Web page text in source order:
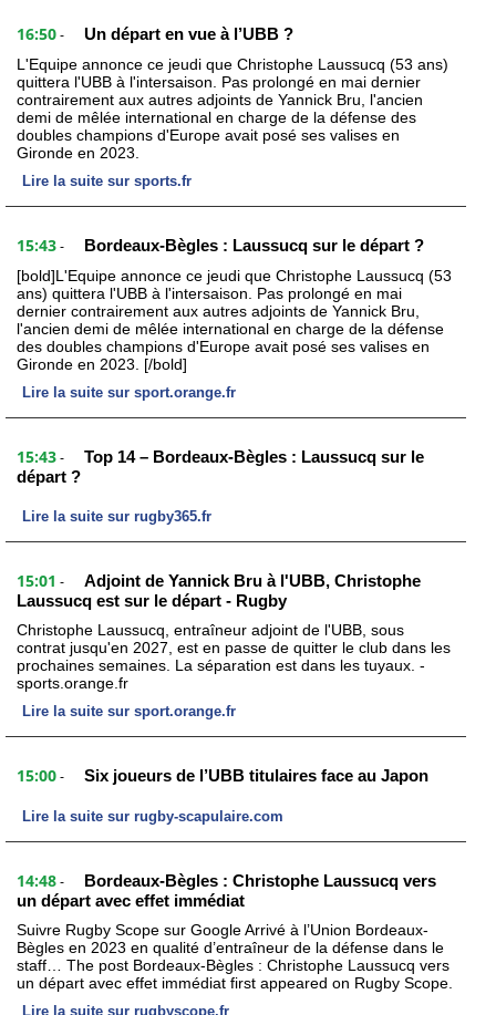
16:50 - Un départ en vue à l’UBB ?
L'Equipe annonce ce jeudi que Christophe Laussucq (53 ans)
quittera l'UBB à l'intersaison. Pas prolongé en mai dernier
contrairement aux autres adjoints de Yannick Bru, l'ancien
demi de mêlée international en charge de la défense des
doubles champions d'Europe avait posé ses valises en
Gironde en 2023.
Lire la suite sur sports.fr
15:43 - Bordeaux-Bègles : Laussucq sur le départ ?
[bold]L'Equipe annonce ce jeudi que Christophe Laussucq (53
ans) quittera l'UBB à l'intersaison. Pas prolongé en mai
dernier contrairement aux autres adjoints de Yannick Bru,
l'ancien demi de mêlée international en charge de la défense
des doubles champions d'Europe avait posé ses valises en
Gironde en 2023. [/bold]
Lire la suite sur sport.orange.fr
15:43 -
Top 14 – Bordeaux-Bègles : Laussucq sur le
départ ?
Lire la suite sur rugby365.fr
15:01 -
Adjoint de Yannick Bru à l'UBB, Christophe
Laussucq est sur le départ - Rugby
Christophe Laussucq, entraîneur adjoint de l'UBB, sous
contrat jusqu'en 2027, est en passe de quitter le club dans les
prochaines semaines. La séparation est dans les tuyaux. -
sports.orange.fr
Lire la suite sur sport.orange.fr
15:00 - Six joueurs de l’UBB titulaires face au Japon
Lire la suite sur rugby-scapulaire.com
14:48 -
Bordeaux-Bègles : Christophe Laussucq vers
un départ avec effet immédiat
Suivre Rugby Scope sur Google Arrivé à l’Union Bordeaux-
Bègles en 2023 en qualité d’entraîneur de la défense dans le
staff… The post Bordeaux-Bègles : Christophe Laussucq vers
un départ avec effet immédiat first appeared on Rugby Scope.
Lire la suite sur rugbyscope.fr